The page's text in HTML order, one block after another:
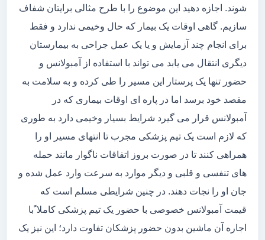
شوند. اجازه دهید این موضوع را با طرح مثالی برایتان شفاف
سازیم. گاهی اوقات یک بیمار که حال وخیمی ندارد و فقط
برای انجام چند آزمایش و یا یک عمل جراحی به بیمارستان
دیگری انتقال می یابد می تواند با استفاده از آمبولانس و
حضور تنها یک پرستار این مسیر را طی کرده و به سلامت به
مقصد خود برسد اما در پاره ای اوقات بیماری که در
آمبولانس قرار می گیرد شرایط بسیار وخیمی دارد به طوری
که لازم است یک تیم پزشکی مجرب تا انتهای مسیر او را
همراهی کنند تا در صورت بروز اتفاقات ناگوار مانند حمله
های تنفسی و قلبی و دیگر موارد به سرعت وارد عمل شده و
جان او را نجات دهند. در چنین شرایطی مسلم است که
قیمت آمبولانس خصوصی با حضور یک تیم پزشکی کاملا ًبا
اجاره آن ماشین بدون حضور پزشکان تفاوت دارد؛ این نیز یک